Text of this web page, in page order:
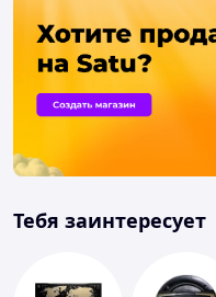
Тебя заинтересует